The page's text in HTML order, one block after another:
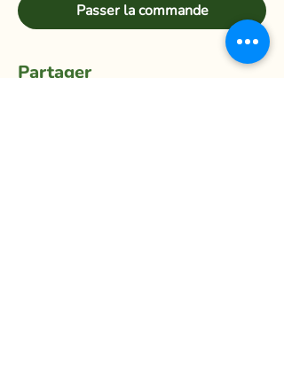
Passer la commande
Partager